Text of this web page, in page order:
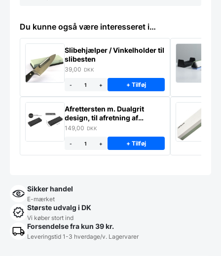
Du kunne også være interesseret i…
Slibehjælper / Vinkelholder til
slibesten
39,00 DKK
- + + Tilføj
Afrettersten m. Dualgrit
design, til afretning af
slibesten
149,00 DKK
- + + Tilføj
Sikker handel
E-mærket
Største udvalg i DK
Vi køber stort ind
Forsendelse fra kun 39 kr.
Leveringstid 1-3 hverdage/v. Lagervarer